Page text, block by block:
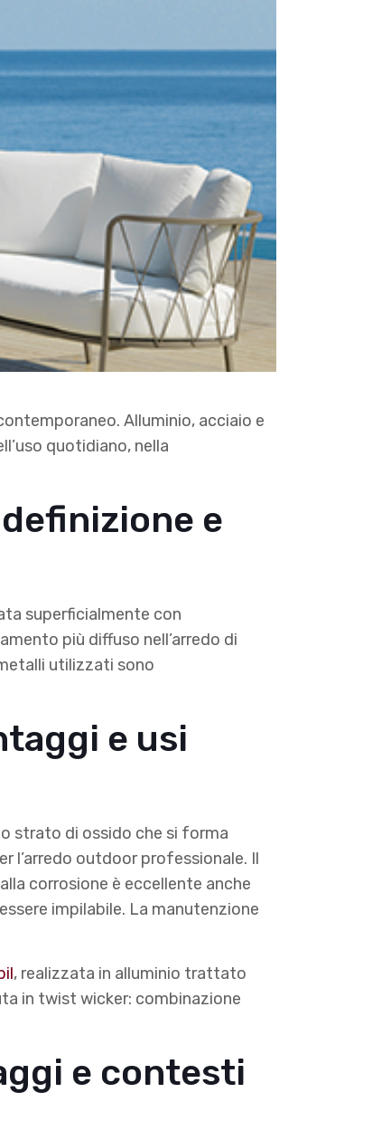
Alluminio, acciaio e
quotidiano, nella
e
superficialmente con
più diffuso nell’arredo di
utilizzati sono
e usi
strato di ossido che si forma
l’arredo outdoor professionale. Il
corrosione è eccellente anche
impilabile. La manutenzione
, realizzata in alluminio trattato
in twist wicker: combinazione
e contesti